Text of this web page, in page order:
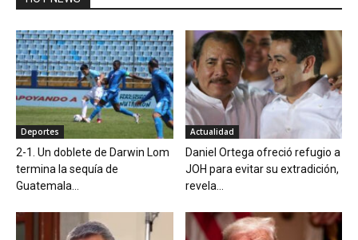
Deportes
2-1. Un doblete de Darwin Lom
termina la sequía de
Guatemala...
Actualidad
Daniel Ortega ofreció refugio a
JOH para evitar su extradición,
revela...